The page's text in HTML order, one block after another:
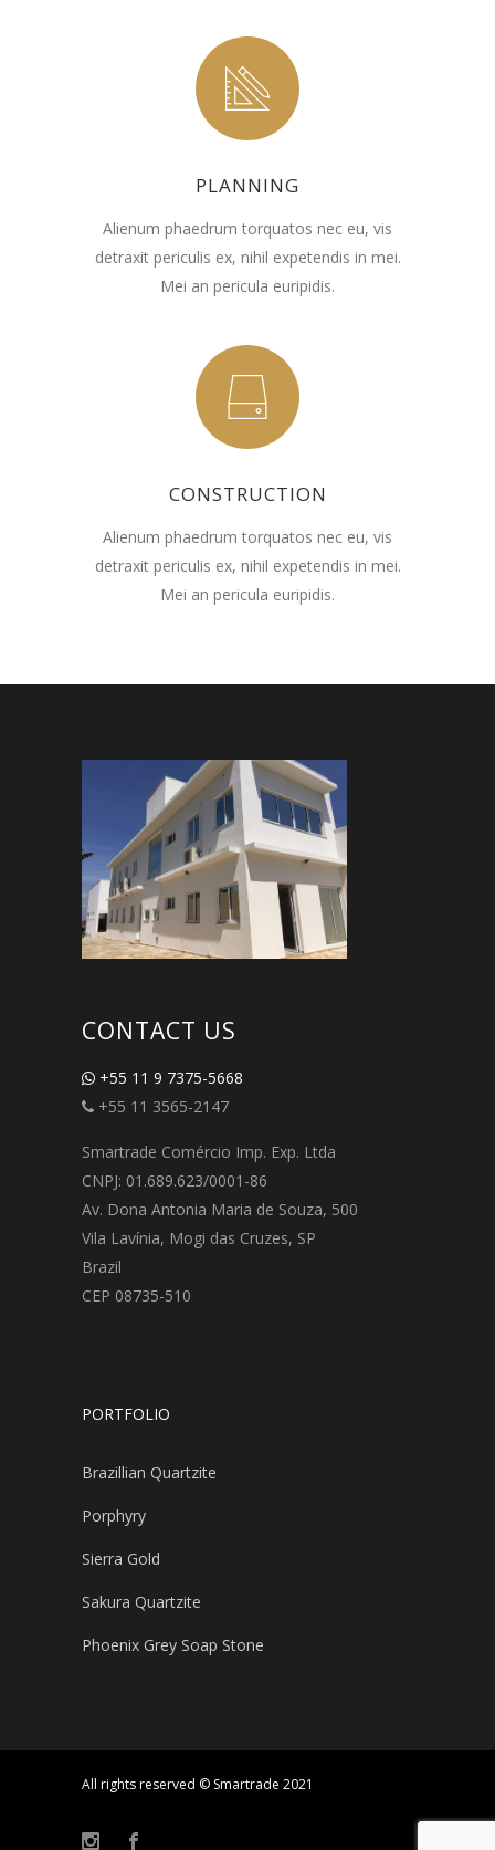
PLANNING
Alienum phaedrum torquatos nec eu, vis
detraxit periculis ex, nihil expetendis in mei.
Mei an pericula euripidis.
CONSTRUCTION
Alienum phaedrum torquatos nec eu, vis
detraxit periculis ex, nihil expetendis in mei.
Mei an pericula euripidis.
CONTACT US
+55 11 9 7375-5668
+55 11 3565-2147
Smartrade Comércio Imp. Exp. Ltda
CNPJ: 01.689.623/0001-86
Av. Dona Antonia Maria de Souza, 500
Vila Lavínia, Mogi das Cruzes, SP
Brazil
CEP 08735-510
PORTFOLIO
Brazillian Quartzite
Porphyry
Sierra Gold
Sakura Quartzite
Phoenix Grey Soap Stone
All rights reserved © Smartrade 2021